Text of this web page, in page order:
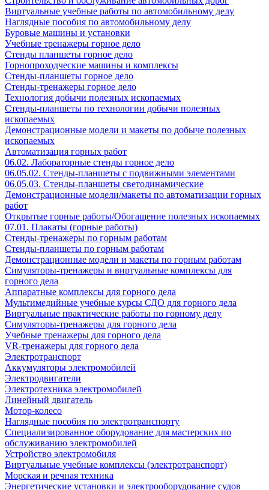
Виртуальные учебные работы по автомобильному делу
Наглядные пособия по автомобильному делу
Буровые машины и установки
Учебные тренажеры горное дело
Стенды планшеты горное дело
Горнопроходческие машины и комплексы
Стенды-планшеты горное дело
Стенды-тренажеры горное дело
Технология добычи полезных ископаемых
Стенды-планшеты по технологии добычи полезных
ископаемых
Демонстрационные модели и макеты по добыче полезных
ископаемых
Автоматизация горных работ
06.02. Лабораторные стенды горное дело
06.05.02. Стенды-планшеты с подвижными элементами
06.05.03. Стенды-планшеты светодинамические
Демонстрационные модели/макеты по автоматизации горных
работ
Открытые горные работы/Обогащение полезных ископаемых
07.01. Плакаты (горные работы)
Стенды-тренажеры по горным работам
Стенды-планшеты по горным работам
Демонстрационные модели и макеты по горным работам
Симуляторы-тренажеры и виртуальные комплексы для
горного дела
Аппаратные комплексы для горного дела
Мультимедийные учебные курсы СДО для горного дела
Виртуальные практические работы по горному делу
Симуляторы-тренажеры для горного дела
Учебные тренажеры для горного дела
VR-тренажеры для горного дела
Электротранспорт
Аккумуляторы электромобилей
Электродвигатели
Электротехника электромобилей
Линейный двигатель
Мотор-колесо
Наглядные пособия по электротранспорту
Специализированное оборудование для мастерских по
обслуживанию электромобилей
Устройство электромобиля
Виртуальные учебные комплексы (электротранспорт)
Морская и речная техника
Энергетические установки и электрооборудование судов